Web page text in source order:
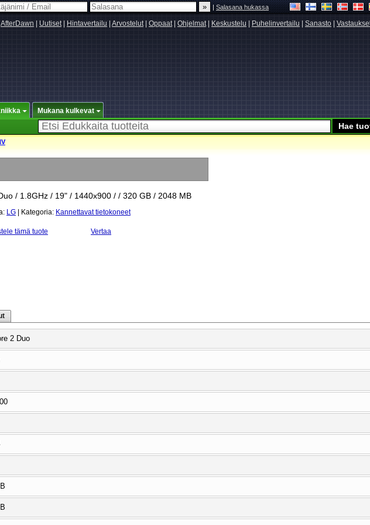
|Salasana hukassa
AfterDawn Uutiset| Hintavertailu Arvostelut| Oppaat| Ohjelmat| Keskustelu Puhelinvertailu Sanasto
Mukana kulkevat
/ 1.8GHz / 19" / 1440x900 / / 320 GB / 2048 MB
LG | Kategoria: Kannettavat tietokoneet
tämä tuote Vertaa
2 Duo